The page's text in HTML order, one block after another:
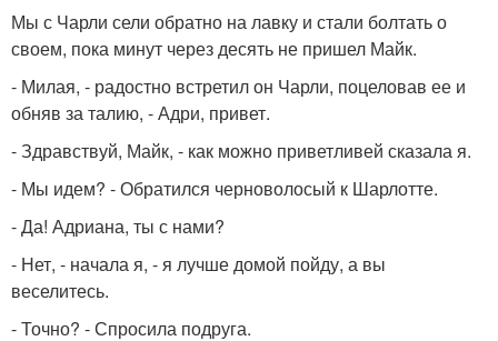
Мы с Чарли сели обратно на лавку и стали болтать о
своем, пока минут через десять не пришел Майк.
- Милая, - радостно встретил он Чарли, поцеловав ее и
обняв за талию, - Адри, привет.
- Здравствуй, Майк, - как можно приветливей сказала я.
- Мы идем? - Обратился черноволосый к Шарлотте.
- Да! Адриана, ты с нами?
- Нет, - начала я, - я лучше домой пойду, а вы
веселитесь.
- Точно? - Спросила подруга.